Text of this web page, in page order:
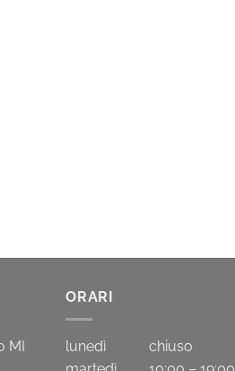
MI
ORARI
lunedì chiuso